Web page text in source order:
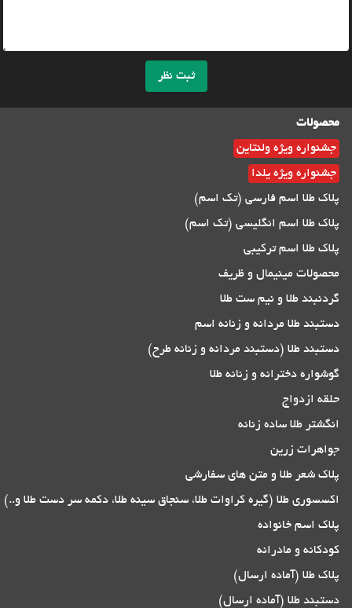
ثبت نظر
محصولات
جشنواره ویژه ولنتاین
جشنواره ویژه یلدا
پلاک طلا اسم فارسی (تک اسم)
پلاک طلا اسم انگلیسی (تک اسم)
پلاک طلا اسم ترکیبی
محصولات مینیمال و ظریف
گردنبند طلا و نیم ست طلا
دستبند طلا مردانه و زنانه اسم
دستبند طلا (دستبند مردانه و زنانه طرح)
گوشواره دخترانه و زنانه طلا
حلقه ازدواج
انگشتر طلا ساده زنانه
جواهرات زرین
پلاک شعر طلا و متن های سفارشی
اکسسوری طلا (گیره کراوات طلا، سنجاق سینه طلا، دکمه سر دست طلا و..)
پلاک اسم خانواده
کودکانه و مادرانه
پلاک طلا (آماده ارسال)
دستبند طلا (آماده ارسال)